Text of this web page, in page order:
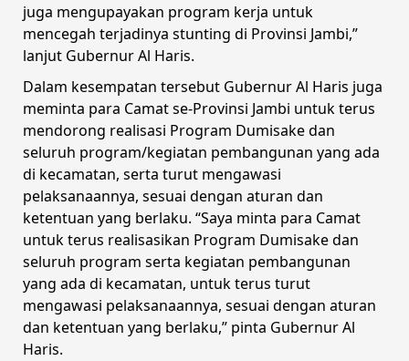
juga mengupayakan program kerja untuk
mencegah terjadinya stunting di Provinsi Jambi,”
lanjut Gubernur Al Haris.
Dalam kesempatan tersebut Gubernur Al Haris juga
meminta para Camat se-Provinsi Jambi untuk terus
mendorong realisasi Program Dumisake dan
seluruh program/kegiatan pembangunan yang ada
di kecamatan, serta turut mengawasi
pelaksanaannya, sesuai dengan aturan dan
ketentuan yang berlaku. “Saya minta para Camat
untuk terus realisasikan Program Dumisake dan
seluruh program serta kegiatan pembangunan
yang ada di kecamatan, untuk terus turut
mengawasi pelaksanaannya, sesuai dengan aturan
dan ketentuan yang berlaku,” pinta Gubernur Al
Haris.